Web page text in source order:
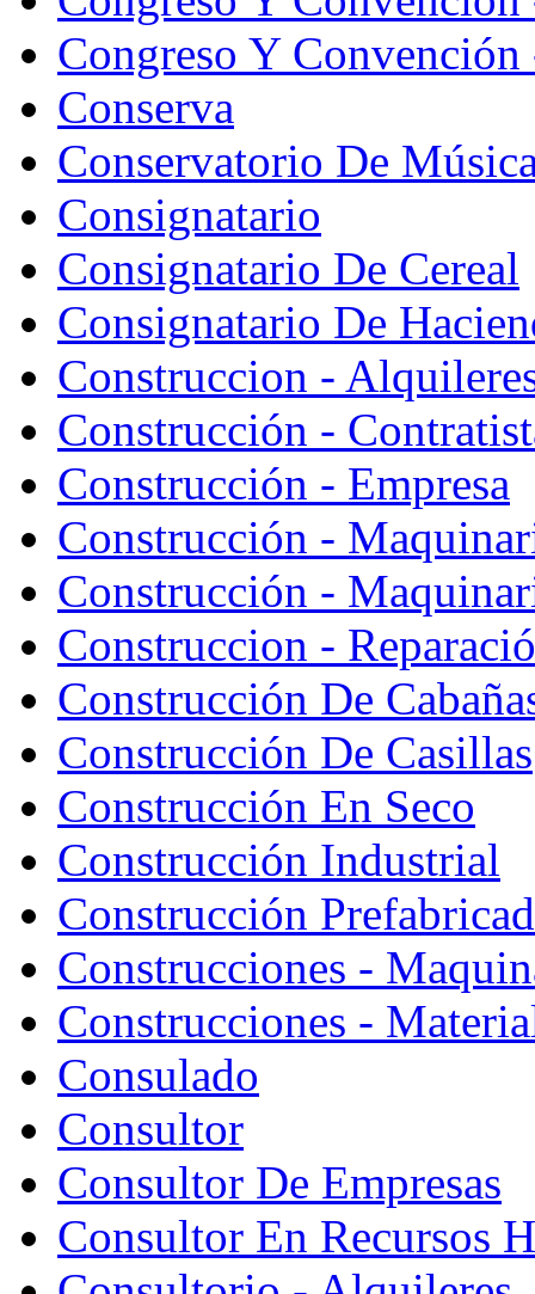
Congreso Y
Conserva
Conservatorio De
Consignatario
Consignatario De Cereal
Consignatario De
Construccion -
Construcción -
Construcción - Empresa
Construcción -
Construcción -
Construccion -
Construcción De
Construcción De Casillas
Construcción En Seco
Construcción Industrial
Construcción
Construcciones -
Construcciones -
Consulado
Consultor
Consultor De Empresas
Consultor En Recursos